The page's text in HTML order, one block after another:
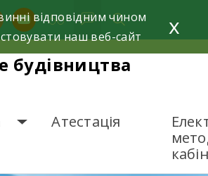
youtube
будівництва
Атестація
відповідним чином
наш веб-сайт
x